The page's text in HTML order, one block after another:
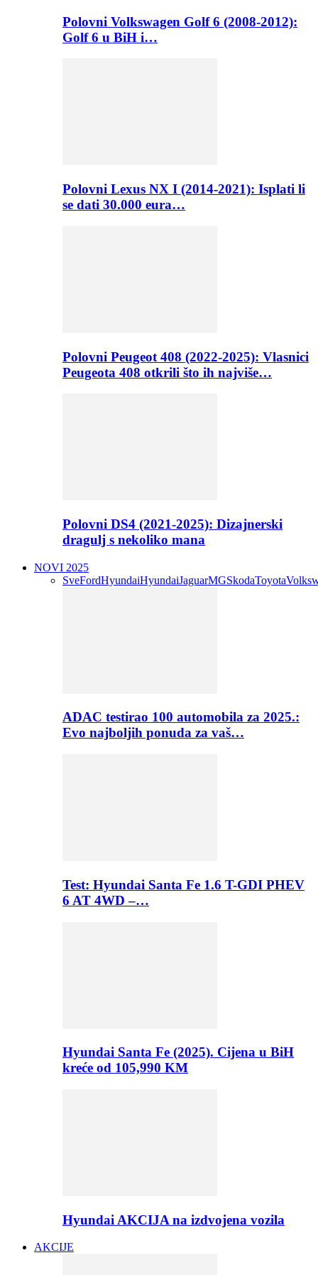
Polovni Volkswagen Golf 6 (2008-2012):
Golf 6 u BiH i…
Polovni Lexus NX I (2014-2021): Isplati li
se dati 30.000 eura…
Polovni Peugeot 408 (2022-2025): Vlasnici
Peugeota 408 otkrili što ih najviše…
Polovni DS4 (2021-2025): Dizajnerski
dragulj s nekoliko mana
NOVI 2025
SveFordHyundaiHyundaiJaguarMGSkodaToyota
ADAC testirao 100 automobila za 2025.:
Evo najboljih ponuda za vaš…
Test: Hyundai Santa Fe 1.6 T-GDI PHEV
6 AT 4WD –…
Hyundai Santa Fe (2025). Cijena u BiH
kreće od 105,990 KM
Hyundai AKCIJA na izdvojena vozila
AKCIJE